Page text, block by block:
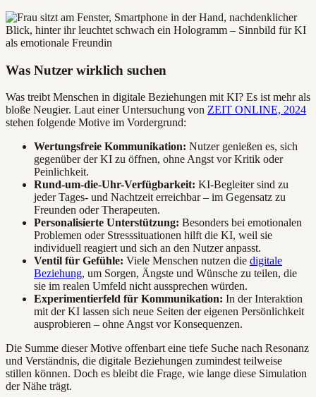
Was Nutzer wirklich suchen
Was treibt Menschen in digitale Beziehungen mit KI? Es ist mehr als
bloße Neugier. Laut einer Untersuchung von ZEIT ONLINE, 2024
stehen folgende Motive im Vordergrund:
Wertungsfreie Kommunikation: Nutzer genießen es, sich
gegenüber der KI zu öffnen, ohne Angst vor Kritik oder
Peinlichkeit.
Rund-um-die-Uhr-Verfügbarkeit: KI-Begleiter sind zu
jeder Tages- und Nachtzeit erreichbar – im Gegensatz zu
Freunden oder Therapeuten.
Personalisierte Unterstützung: Besonders bei emotionalen
Problemen oder Stresssituationen hilft die KI, weil sie
individuell reagiert und sich an den Nutzer anpasst.
Ventil für Gefühle: Viele Menschen nutzen die digitale
Beziehung, um Sorgen, Ängste und Wünsche zu teilen, die
sie im realen Umfeld nicht aussprechen würden.
Experimentierfeld für Kommunikation: In der Interaktion
mit der KI lassen sich neue Seiten der eigenen Persönlichkeit
ausprobieren – ohne Angst vor Konsequenzen.
Die Summe dieser Motive offenbart eine tiefe Suche nach Resonanz
und Verständnis, die digitale Beziehungen zumindest teilweise
stillen können. Doch es bleibt die Frage, wie lange diese Simulation
der Nähe trägt.